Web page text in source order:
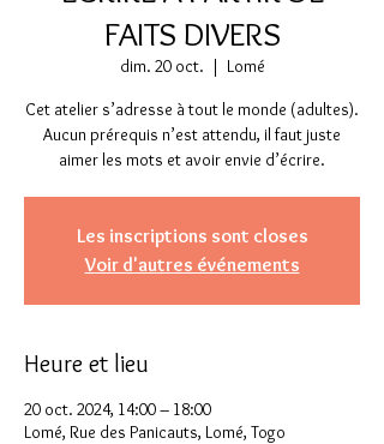
FAITS DIVERS
dim. 20 oct.
  |
Lomé
Cet atelier s’adresse à tout le monde (adultes).
Aucun prérequis n’est attendu, il faut juste
aimer les mots et avoir envie d’écrire.
Les inscriptions sont closes
Voir d'autres événements
Heure et lieu
20 oct. 2024, 14:00 – 18:00
Lomé, Rue des Panicauts, Lomé, Togo